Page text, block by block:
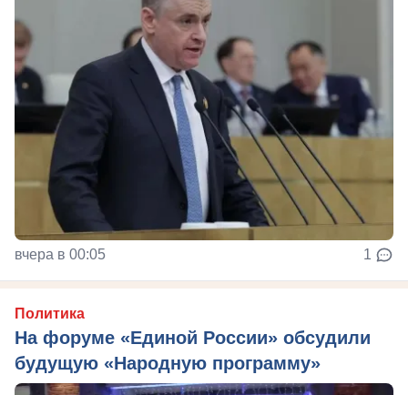
вчера в 00:05 1
Политика
На форуме «Единой России» обсудили
будущую «Народную программу»